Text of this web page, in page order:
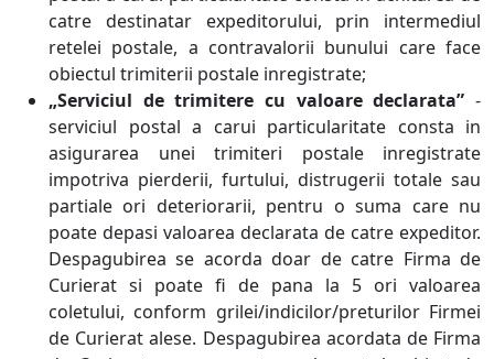
catre destinatar expeditorului, prin intermediul
retelei postale, a contravalorii bunului care face
obiectul trimiterii postale inregistrate;
„Serviciul de trimitere cu valoare declarata” -
serviciul postal a carui particularitate consta in
asigurarea unei trimiteri postale inregistrate
impotriva pierderii, furtului, distrugerii totale sau
partiale ori deteriorarii, pentru o suma care nu
poate depasi valoarea declarata de catre expeditor.
Despagubirea se acorda doar de catre Firma de
Curierat si poate fi de pana la 5 ori valoarea
coletului, conform grilei/indicilor/preturilor Firmei
de Curierat alese. Despagubirea acordata de Firma